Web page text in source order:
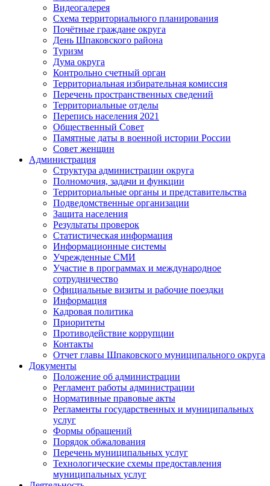
Видеогалерея
Схема территориального планирования
Почётные граждане округа
День Шпаковского района
Туризм
Дума округа
Контрольно счетный орган
Территориальная избирательная комиссия
Перечень пространственных сведений
Территориальные отделы
Перепись населения 2021
Общественный Совет
Памятные даты в военной истории России
Совет женщин
Администрация
Структура администрации округа
Полномочия, задачи и функции
Территориальные органы и представительства
Подведомственные организации
Защита населения
Результаты проверок
Статистическая информация
Информационные системы
Учрежденные СМИ
Участие в программах и международное
сотрудничество
Официальные визиты и рабочие поездки
Информация
Кадровая политика
Приоритеты
Противодействие коррупции
Контакты
Отчет главы Шпаковского муниципального округа
Документы
Положение об администрации
Регламент работы администрации
Нормативные правовые акты
Регламенты государственных и муниципальных
услуг
Формы обращений
Порядок обжалования
Перечень муниципальных услуг
Технологические схемы предоставления
муниципальных услуг